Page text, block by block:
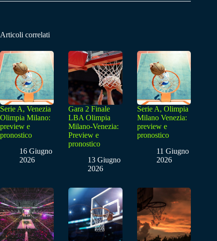
Articoli correlati
Serie A, Venezia
Olimpia Milano:
preview e
pronostico
16 Giugno
2026
Gara 2 Finale
LBA Olimpia
Milano-Venezia:
Preview e
pronostico
13 Giugno
2026
Serie A, Olimpia
Milano Venezia:
preview e
pronostico
11 Giugno
2026